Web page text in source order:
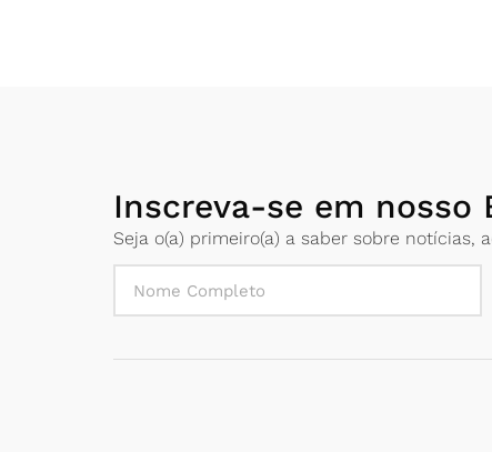
Inscreva-se em
Seja o(a) primeiro(a) a saber sobre